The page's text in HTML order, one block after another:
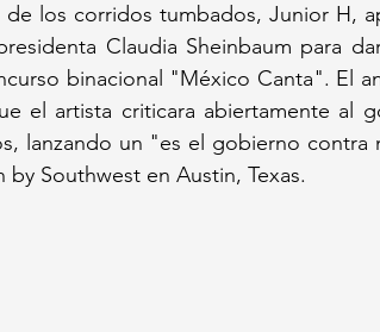
los corridos tumbados, Junior H,
Claudia Sheinbaum para
binacional "México Canta". El
el artista criticara abiertamente al
lanzando un "es el gobierno contra
Southwest en Austin, Texas.